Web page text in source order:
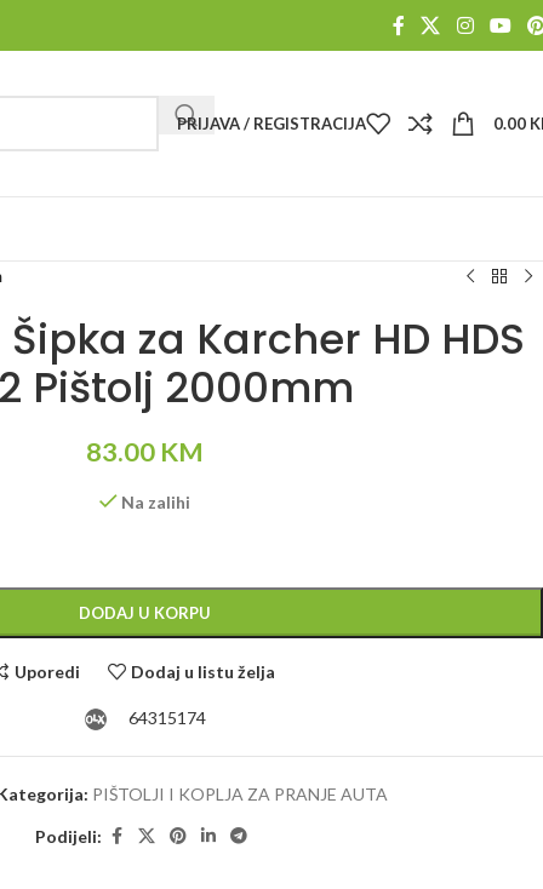
PRIJAVA / REGISTRACIJA 0.00
za Karcher HD HDS
Pištolj 2000mm
83.00 KM
Na zalihi
DODAJ U KORPU
Uporedi Dodaj u listu želja
64315174
PIŠTOLJI I KOPLJA ZA PRANJE AUTA
Podijeli: